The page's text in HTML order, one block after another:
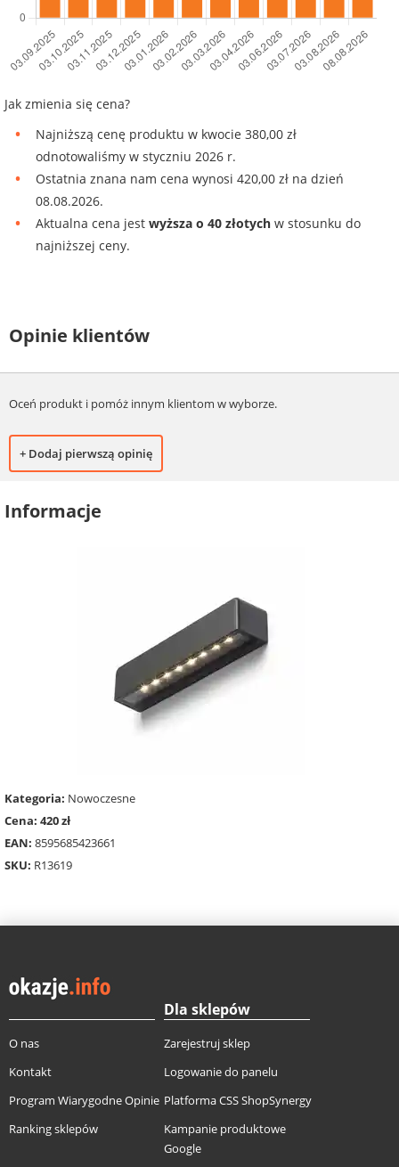
Jak zmienia się cena?
Najniższą cenę produktu w kwocie 380,00 zł
odnotowaliśmy w styczniu 2026 r.
Ostatnia znana nam cena wynosi 420,00 zł na dzień
08.08.2026.
Aktualna cena jest wyższa o 40 złotych w stosunku do
najniższej ceny.
Opinie klientów
Oceń produkt i pomóż innym klientom w wyborze.
+ Dodaj pierwszą opinię
Informacje
Kategoria: Nowoczesne
Cena: 420 zł
EAN: 8595685423661
SKU: R13619
O nas
Kontakt
Program Wiarygodne Opinie
Ranking sklepów
Dla sklepów
Zarejestruj sklep
Logowanie do panelu
Platforma CSS ShopSynergy
Kampanie produktowe
Google